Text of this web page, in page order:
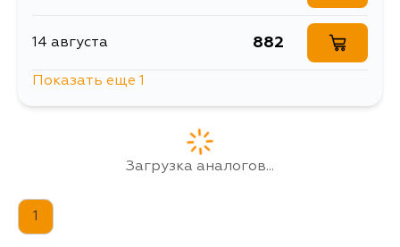
14 августа 882
Показать еще 1
Загрузка аналогов...
1